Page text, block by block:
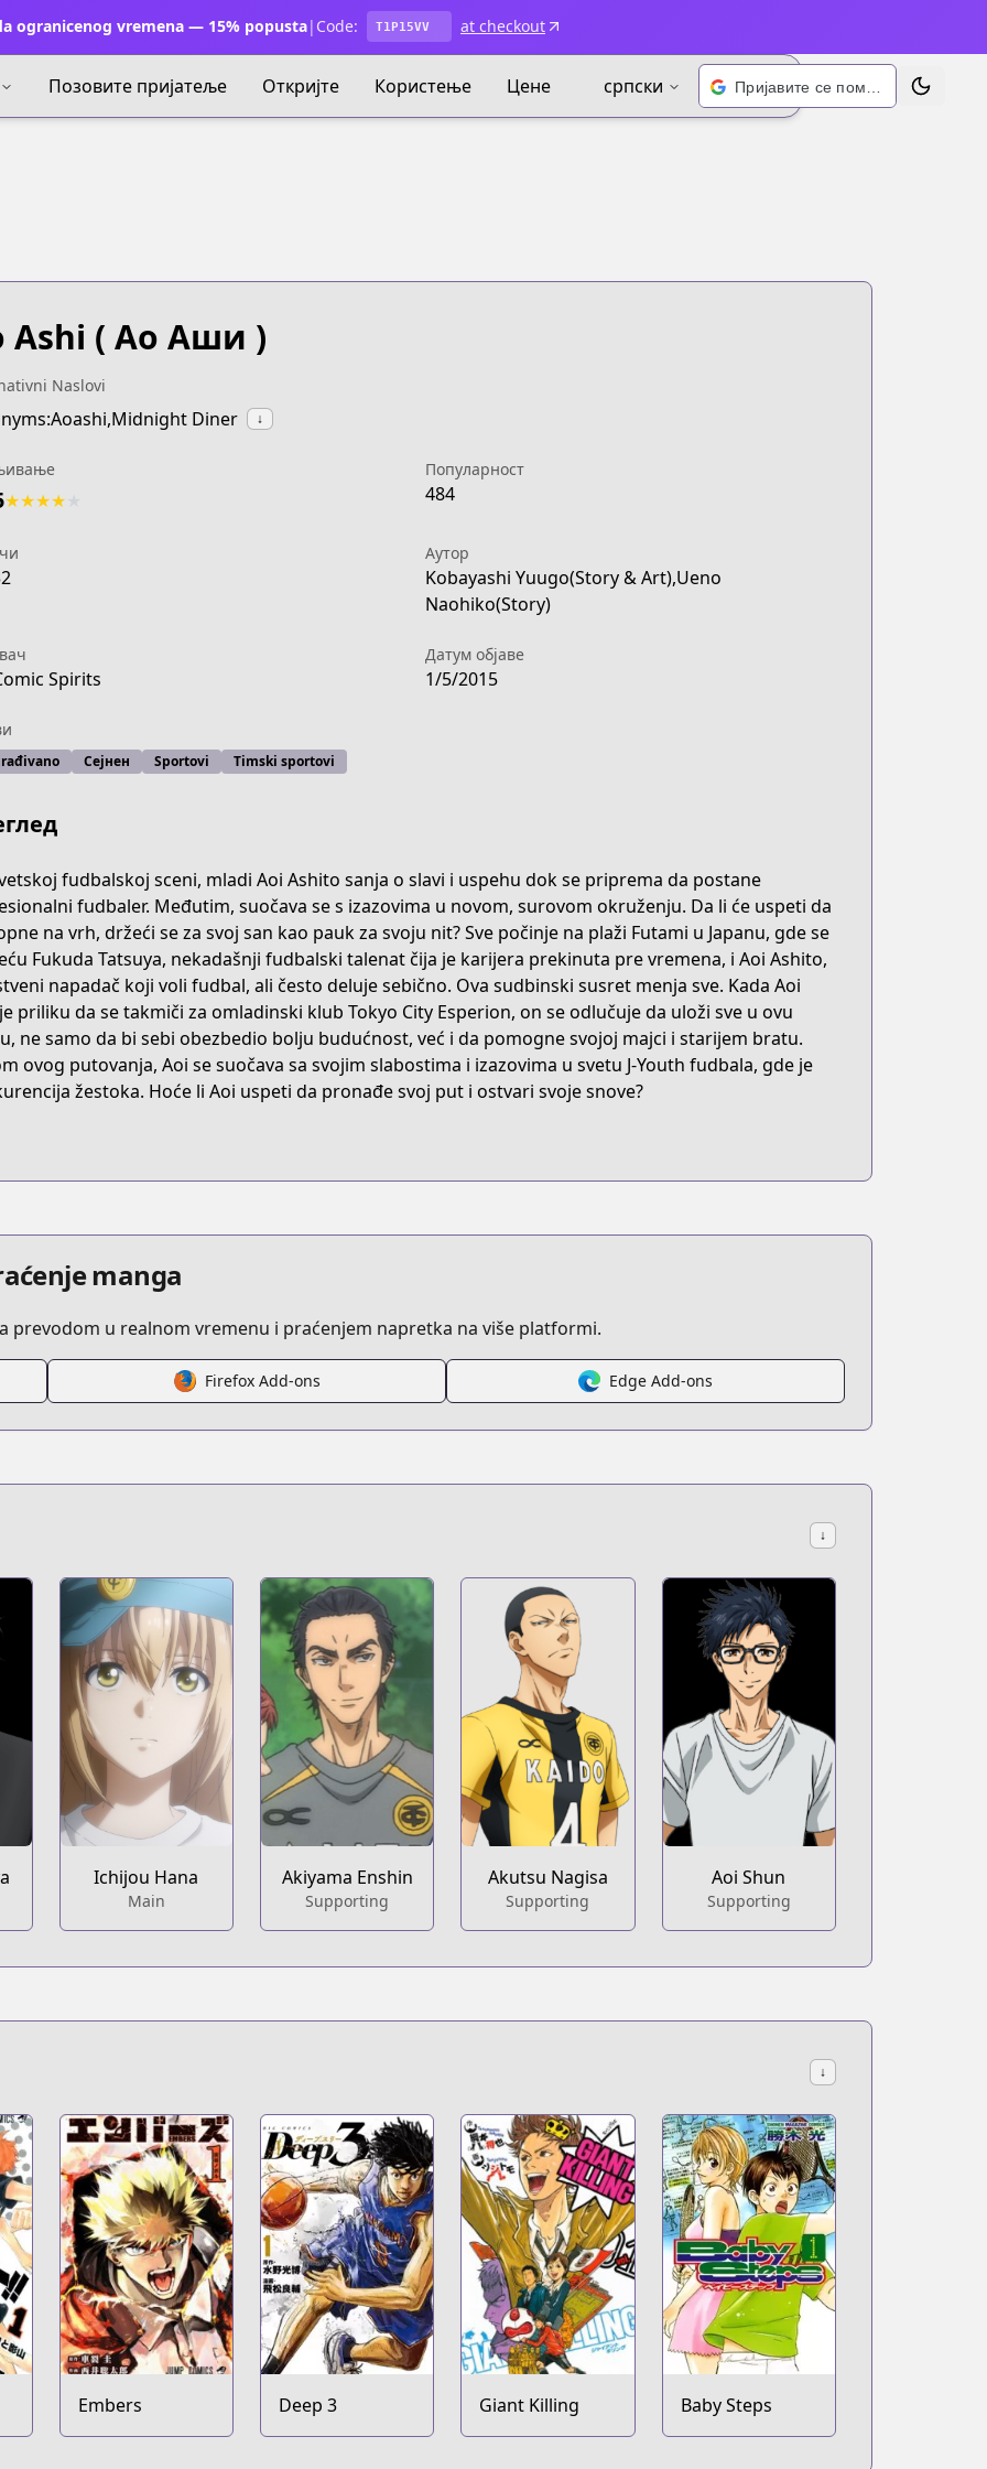
ogranicenog vremena — 15% popusta| Code: T1P15VV at checkout
Позовите пријатеље Откријте Користење Цене српски Промени
4db0-b448-d9afa3d698f1
B093M9P3ZP
ashi
www.cdjapan.co.jp/product/NEOBK-2469751
Ashi ( Ао Аши )
Naslovi
Diner ↓
★★★★
Популарност
484
Аутор
Kobayashi Yuugo(Story & Art),Ueno
Naohiko(Story)
Spirits
Датум објаве
1/5/2015
Сејнен Sportovi Timski sportovi
fudbalskoj sceni, mladi Aoi Ashito sanja o slavi i uspehu dok se priprema da postane
fudbaler. Međutim, suočava se s izazovima u novom, surovom okruženju. Da li će uspeti da
na vrh, držeći se za svoj san kao pauk za svoju nit? Sve počinje na plaži Futami u Japanu, gde se
Fukuda Tatsuya, nekadašnji fudbalski talenat čija je karijera prekinuta pre vremena, i Aoi Ashito,
napadač koji voli fudbal, ali često deluje sebično. Ova sudbinski susret menja sve. Kada Aoi
priliku da se takmiči za omladinski klub Tokyo City Esperion, on se odlučuje da uloži sve u ovu
ne samo da bi sebi obezbedio bolju budućnost, već i da pomogne svojoj majci i starijem bratu.
ovog putovanja, Aoi se suočava sa svojim slabostima i izazovima u svetu J-Youth fudbala, gde je
žestoka. Hoće li Aoi uspeti da pronađe svoj put i ostvari svoje snove?
manga
prevodom u realnom vremenu i praćenjem napretka na više platformi.
Firefox Add-ons Edge Add-ons
↓
Ichijou Hana
Main
Akiyama Enshin
Supporting
Akutsu Nagisa
Supporting
Aoi Shun
Supporting
↓
Embers Deep 3 Giant Killing Baby Steps